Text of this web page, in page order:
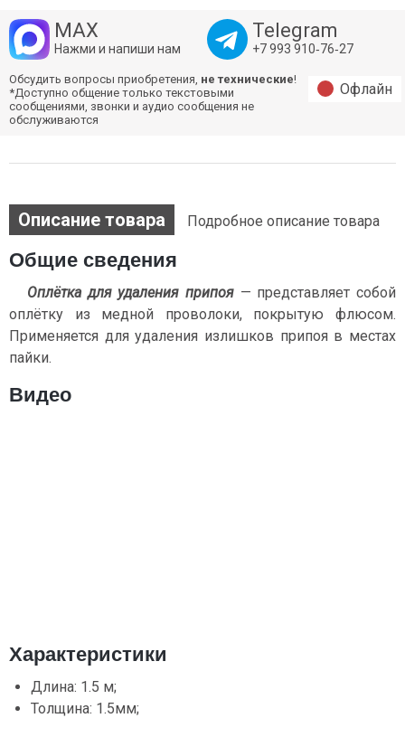
MAX
Нажми и напиши нам
Telegram
+7 993 910‑76‑27
Обсудить вопросы приобретения, не технические!
*Доступно общение только текстовыми
сообщениями, звонки и аудио сообщения не
обслуживаются
Офлайн
Описание товара Подробное описание товара
Общие сведения
Оплётка для удаления припоя — представляет собой
оплётку из медной проволоки, покрытую флюсом.
Применяется для удаления излишков припоя в местах
пайки.
Видео
Характеристики
Длина: 1.5 м;
Толщина: 1.5мм;